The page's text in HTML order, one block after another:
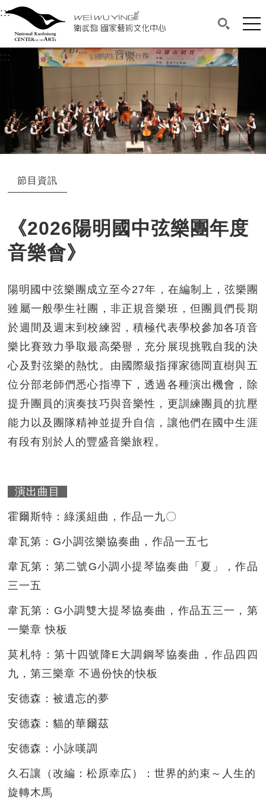
衛武營國家藝術文化中心
中央內容區塊，為本頁主要內容區。
:::選單連結區塊，此區塊列有本網站主要連結。
衛武營國家藝術文化中心
搜尋(開
網
::: 中央內容區塊，為本頁主要內容區。
節目資訊
《2026陽明國中弦樂團年度
音樂會》
陽明國中弦樂團成立至今27年，在編制上，弦樂團
雖屬一般學生社團，非正規音樂班，但團員們長期
於週間及週末到校練習，積極代表學校參加各項音
樂比賽致力爭取最高榮譽，充分展現挑戰自我的決
心及對弦樂的熱忱。由國際級指揮家德岡直樹與五
位分部老師們悉心指導下，透過各種演出機會，除
提升團員的演奏技巧與音樂性，更訓練團員的抗壓
能力以及團隊精神並提升自信，讓他們在國中生涯
有段有別於人的豐盛音樂旅程。
演出曲目
霍爾斯特：綠溪組曲，作品一九〇
韋瓦第：G小調弦樂協奏曲，作品一五七
韋瓦第：第二號G小調小提琴協奏曲「夏」，作品
三一五
韋瓦第：G小調雙大提琴協奏曲，作品五三一，第
一樂章 快板
莫札特：第十四號降E大調鋼琴協奏曲，作品四四
九，第三樂章 不過份快的快板
安德森：被遺忘的夢
安德森：貓的華爾茲
安德森：小詠嘆調
久石讓（改編：松原幸広）：世界的約束～人生的
旋轉木馬